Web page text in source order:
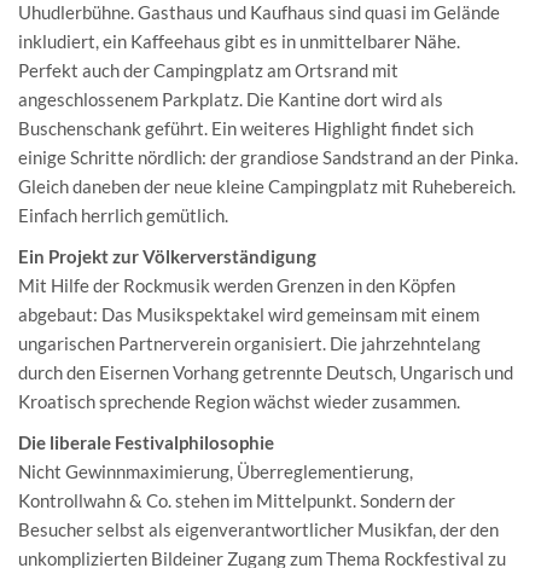
Uhudlerbühne. Gasthaus und Kaufhaus sind quasi im Gelände
inkludiert, ein Kaffeehaus gibt es in unmittelbarer Nähe.
Perfekt auch der Campingplatz am Ortsrand mit
angeschlossenem Parkplatz. Die Kantine dort wird als
Buschenschank geführt. Ein weiteres Highlight findet sich
einige Schritte nördlich: der grandiose Sandstrand an der Pinka.
Gleich daneben der neue kleine Campingplatz mit Ruhebereich.
Einfach herrlich gemütlich.
Ein Projekt zur Völkerverständigung
Mit Hilfe der Rockmusik werden Grenzen in den Köpfen
abgebaut: Das Musikspektakel wird gemeinsam mit einem
ungarischen Partnerverein organisiert. Die jahrzehntelang
durch den Eisernen Vorhang getrennte Deutsch, Ungarisch und
Kroatisch sprechende Region wächst wieder zusammen.
Die liberale Festivalphilosophie
Nicht Gewinnmaximierung, Überreglementierung,
Kontrollwahn & Co. stehen im Mittelpunkt. Sondern der
Besucher selbst als eigenverantwortlicher Musikfan, der den
unkomplizierten Bildeiner Zugang zum Thema Rockfestival zu